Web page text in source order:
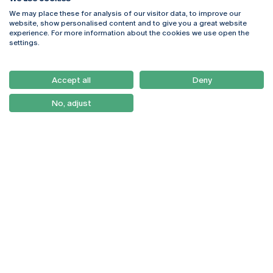
Rua Diogo Botelho 1327
4169-005 Porto
+351 226 196 240
Campus Online
Webmail
Como Chegar
Newsletter
We may place these for analysis of our visitor data, to improve our
website, show personalised content and to give you a great website
experience. For more information about the cookies we use open the
settings.
Accept all Deny
No, adjust